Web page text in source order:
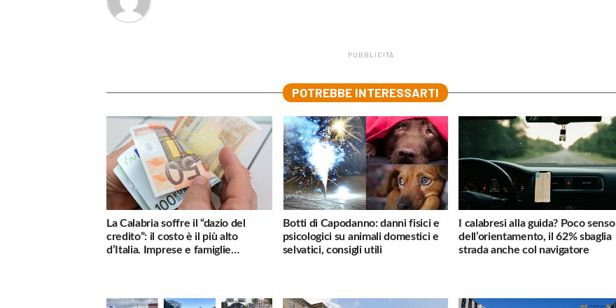
PUBBLICITÀ
POTREBBE INTERESSARTI
La Calabria soffre il “dazio del
credito”: il costo è il più alto
d’Italia. Imprese e famiglie
Botti di Capodanno: danni fisici e
psicologici su animali domestici e
selvatici, consigli utili
I calabresi alla guida? Poco senso
dell’orientamento, il 62% sbaglia
strada anche col navigatore